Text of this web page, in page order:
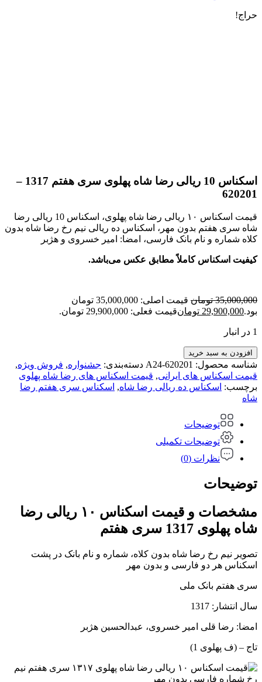
حراج!
اسکناس 10 ریالی رضا شاه پهلوی سری هفتم 1317 –
620201
قیمت اسکناس ۱۰ ریالی رضا شاه پهلوی، اسکناس 10 ریالی رضا
شاه سری هفتم بدون مهر، اسکناس ده ریالی نیم رخ رضا شاه بدون
کلاه شماره و نام بانک فارسی، امضا: امیر خسروی و هژبر
کیفیت اسکناس کاملاً مطابق عکس می‌باشد.
35,000,000 تومان
قیمت اصلی: 35,000,000 تومان
بود.29,900,000 تومانقیمت فعلی: 29,900,000 تومان.
1 در انبار
افزودن به سبد خرید
شناسه محصول: A24-620201 دسته‌بندی: جشنواره, فروش ویژه,
قیمت اسکناس های ایرانی, قیمت اسکناس های رضا شاه پهلوی
برچسب: اسکناس ده ریالی رضا شاه, اسکناس سری هفتم رضا
شاه
توضیحات
توضیحات تکمیلی
نظرات (0)
توضیحات
مشخصات و قیمت اسکناس ۱۰ ریالی رضا
شاه پهلوی 1317 سری هفتم
تصویر نیم رخ رضا شاه بدون کلاه، شماره و نام بانک در پشت
اسکناس هر دو فارسی و بدون مهر
سری هفتم بانک ملی
سال انتشار: 1317
امضا: رضا قلی امیر خسروی، عبدالحسین هژبر
تاج – (ف پهلوی 1)